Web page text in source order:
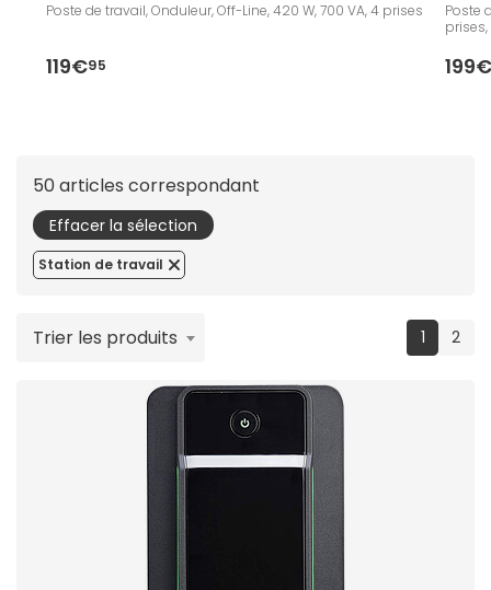
Poste de travail, Onduleur, Off-Line, 420 W, 700 VA, 4 prises
119€95
Poste
prises,
50 articles correspondant
Effacer la sélection
Station de travail
1 2
Trier les produits